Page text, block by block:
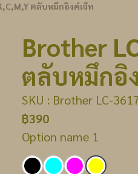
ตลับหมึกอิงค์เจ็ท
Brother
ตลับหมึกอิ
SKU : Brother LC-
฿390
Option name 1